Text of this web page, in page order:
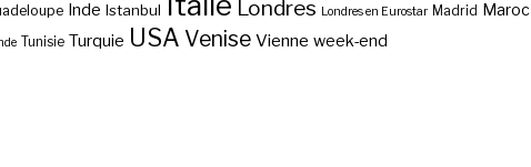
Inde Istanbul Londres Londres en Eurostar Madrid Maroc
Tunisie Turquie USA Venise Vienne week-end